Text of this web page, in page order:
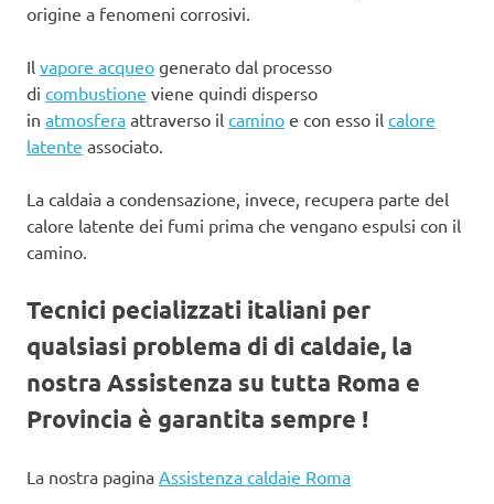
origine a fenomeni corrosivi.
Il vapore acqueo generato dal processo
di combustione viene quindi disperso
in atmosfera attraverso il camino e con esso il calore
latente associato.
La caldaia a condensazione, invece, recupera parte del
calore latente dei fumi prima che vengano espulsi con il
camino.
Tecnici pecializzati italiani per
qualsiasi problema di di caldaie, la
nostra Assistenza su tutta Roma e
Provincia è garantita sempre !
La nostra pagina Assistenza caldaie Roma